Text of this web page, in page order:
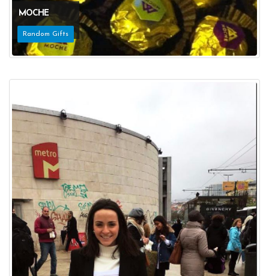
MOCHE
Random Gifts